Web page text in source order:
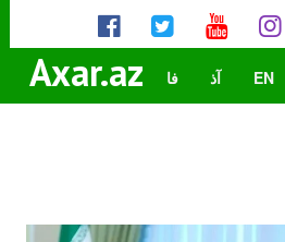
Axar.az EN آذ فا